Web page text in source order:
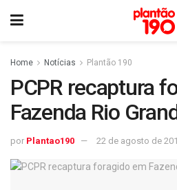
Home Notícias Plantão 190
PCPR recaptura
Fazenda Rio
por Plantao190 22 de agosto de